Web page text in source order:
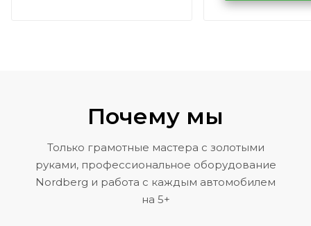
Volkswagen
Почему мы
Только грамотные мастера с золотыми
руками, профессиональное оборудование
Nordberg и работа с каждым автомобилем
на 5+